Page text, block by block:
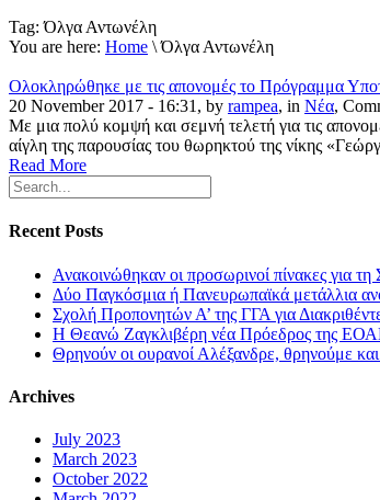
Tag:Όλγα Αντωνέλη
You are here: Home \ Όλγα Αντωνέλη
Ολοκληρώθηκε με τις απονομές το Πρόγραμμα
20 November 2017 - 16:31, by rampea, in Νέα,
Με μια πολύ κομψή και σεμνή τελετή για τις
αίγλη της παρουσίας του θωρηκτού της νίκης
Read More
Recent Posts
Ανακοινώθηκαν οι προσωρινοί πίνακες για
Δύο Παγκόσμια ή Πανευρωπαϊκά μετάλλια
Σχολή Προπονητών Α’ της ΓΓΑ για
Η Θεανώ Ζαγκλιβέρη νέα Πρόεδρος της
Θρηνούν οι ουρανοί Αλέξανδρε, θρηνούμε και
Archives
July 2023
March 2023
October 2022